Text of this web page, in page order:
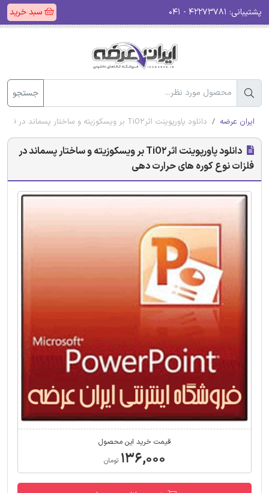
پشتیبانی: سبد خرید
جستجو
ایران عرضه دانلود پاورپوینت اثرTiO2 بر ویسکوزیته و ساختار پسماند در فلزات نوع کوره های حرارت دهی
دانلود پاورپوینت اثرTiO2 بر ویسکوزیته و ساختار پسماند در
فلزات نوع کوره های حرارت دهی
قیمت خرید این محصول
۱۳۶,۰۰۰ تومان